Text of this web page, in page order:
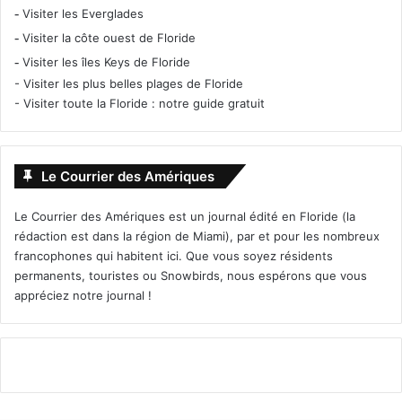
Fêtes de fin d’année
Pour Noël ou Hannoukah,
spectacles pour petits et grands sont annoncées dans
- Visiter les Everglades
- Visiter la côte ouest de Floride
- Visiter les îles Keys de Floride
- Visiter les plus belles plages de Floride
- Visiter toute la Floride : notre guide gratuit
Le Courrier des Amériques
Le Courrier des Amériques est un journal édité en Floride (la
rédaction est dans la région de Miami), par et pour les nombreux
francophones qui habitent ici. Que vous soyez résidents
permanents, touristes ou Snowbirds, nous espérons que vous
appréciez notre journal !